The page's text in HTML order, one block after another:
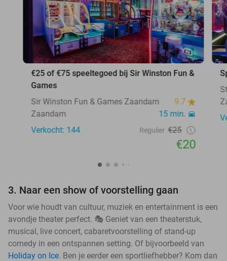
€25 of €75 speeltegoed bij Sir Winston Fun &
Games
Sir Winston Fun & Games Zaandam
9.7
Zaandam
15 min.
Verkocht: 144
Regulier €25
€20
3. Naar een show of voorstelling gaan
Voor wie houdt van cultuur, muziek en entertainment is een
avondje theater perfect. 🎭 Geniet van een theaterstuk,
musical, live concert, cabaretvoorstelling of stand-up
comedy in een ontspannen setting. Of bijvoorbeeld van
Holiday on Ice. Ben je eerder een sportliefhebber? Kom dan